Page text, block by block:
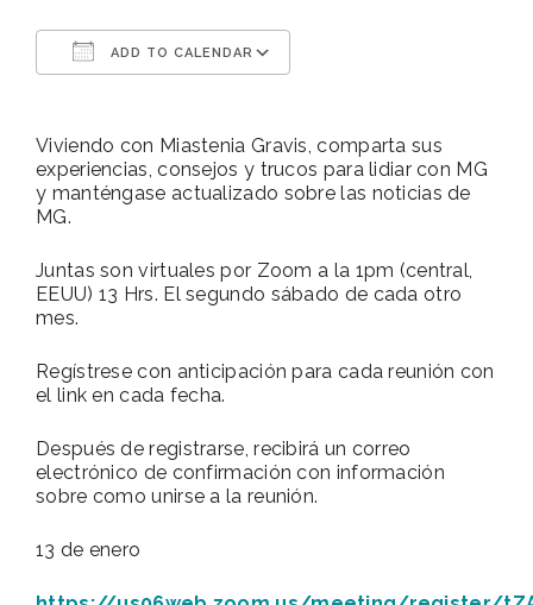
ADD TO CALENDAR
Viviendo con Miastenia Gravis, comparta sus
experiencias, consejos y trucos para lidiar con MG
y manténgase actualizado sobre las noticias de
MG.
Juntas son virtuales por Zoom a la 1pm (central,
EEUU) 13 Hrs. El segundo sábado de cada otro
mes.
Regístrese con anticipación para cada reunión con
el link en cada fecha.
Después de registrarse, recibirá un correo
electrónico de confirmación con información
sobre como unirse a la reunión.
13 de enero